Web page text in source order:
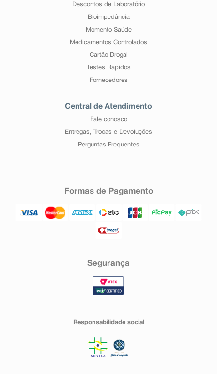
Descontos de Laboratório
Bioimpedância
Momento Saúde
Medicamentos Controlados
Cartão Drogal
Testes Rápidos
Fornecedores
Central de Atendimento
Fale conosco
Entregas, Trocas e Devoluções
Perguntas Frequentes
Formas de Pagamento
Segurança
Responsabilidade social